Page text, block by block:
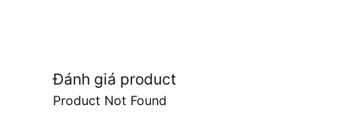
Đánh giá product
Product Not Found